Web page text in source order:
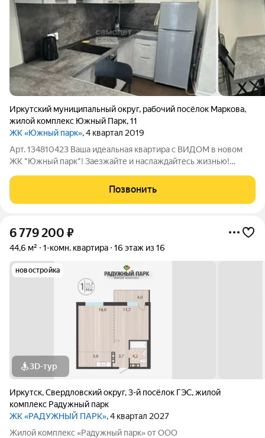
Иркутский муниципальный округ, рабочий посёлок Маркова,
жилой комплекс Южный Парк,11
ЖК «Южный парк», 4 квартал 2019
Арт. 134810423 Ваша идеальная квартира с ВИДОМ в новом
ЖК "Южный парк"! Заезжайте и наслаждайтесь жизнью!
комнатную квартиру в совершенно новом доме, где каждая
деталь продумана для вашего максимального
Позвонить
6 779 200 ₽
44,6 м² 1-комн. квартира 16 этаж из 16
новостройка
3D-тур
Иркутск,Свердловский округ,3-й посёлок ГЭС,жилой
комплекс Радужный парк
ЖК «РАДУЖНЫЙ ПАРК», 4 квартал 2027
Жилой комплекс «Радужный парк» от ООО